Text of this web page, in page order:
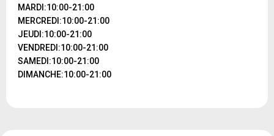
MARDI:10:00-21:00
MERCREDI:10:00-21:00
JEUDI:10:00-21:00
VENDREDI:10:00-21:00
SAMEDI:10:00-21:00
DIMANCHE:10:00-21:00